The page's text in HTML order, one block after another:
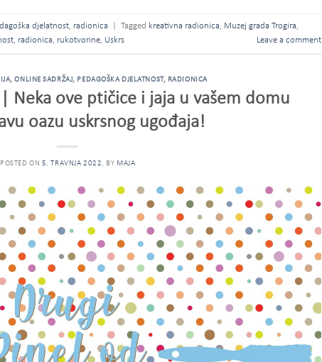
djelatnost, radionica Tagged kreativna radionica, Muzej grada Trogira,
, radionica, rukotvorine, Uskrs Leave a comment
,ONLINE SADRŽAJ, PEDAGOŠKA DJELATNOST, RADIONICA
| Neka ove ptičice i jaja u vašem domu
oazu uskrsnog ugođaja!
POSTED ON 5. TRAVNJA 2022. BY MAJA